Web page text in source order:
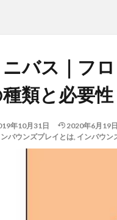
ニバス｜フ
類と必要性
年10月31日 2020年6月19日
バウンズプレイとは, インバウン